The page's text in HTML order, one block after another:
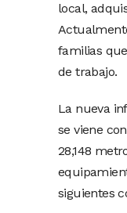
local,
familias
de trabajo.
La nueva
se viene
28,148
siguientes